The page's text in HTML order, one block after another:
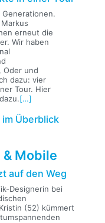
Generationen.
erneut die
Wir haben
Oder und
dazu: vier
Tour. Hier
[…]
Überblick
Mobile
auf den Weg
Designerin bei
(52) kümmert